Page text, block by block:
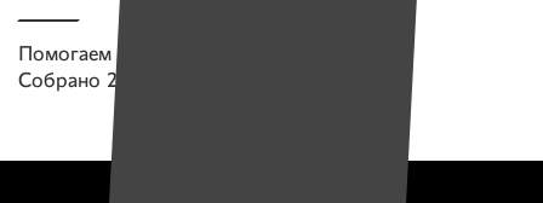
Помогаем проекту
Собрано 2 144 538 руб.